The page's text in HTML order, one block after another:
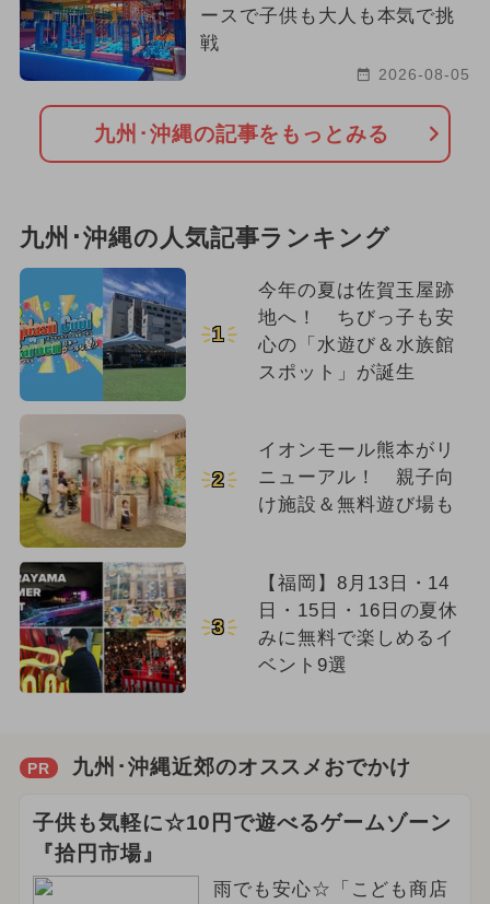
ースで子供も大人も本気で挑
戦
2026-08-05
九州･沖縄の記事をもっとみる
九州･沖縄の人気記事ランキング
1
今年の夏は佐賀玉屋跡
地へ！ ちびっ子も安
心の「水遊び＆水族館
スポット」が誕生
2
イオンモール熊本がリ
ニューアル！ 親子向
け施設＆無料遊び場も
3
【福岡】8月13日・14
日・15日・16日の夏休
みに無料で楽しめるイ
ベント9選
PR 九州･沖縄近郊のオススメおでかけ
子供も気軽に☆10円で遊べるゲームゾーン
『拾円市場』
雨でも安心☆「こども商店